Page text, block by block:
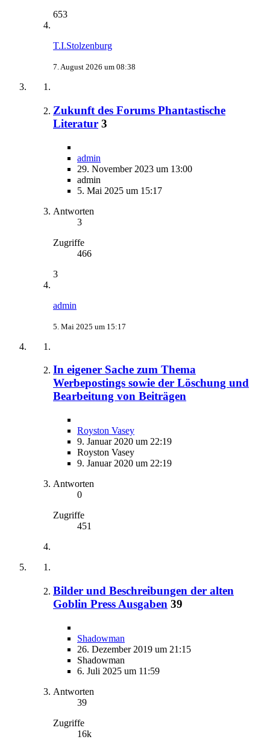
653
T.I.Stolzenburg
7. August 2026 um 08:38
Zukunft des Forums Phantastische
Literatur 3
admin
29. November 2023 um 13:00
admin
5. Mai 2025 um 15:17
Antworten
3
Zugriffe
466
3
admin
5. Mai 2025 um 15:17
In eigener Sache zum Thema
Werbepostings sowie der Löschung und
Bearbeitung von Beiträgen
Royston Vasey
9. Januar 2020 um 22:19
Royston Vasey
9. Januar 2020 um 22:19
Antworten
0
Zugriffe
451
Bilder und Beschreibungen der alten
Goblin Press Ausgaben 39
Shadowman
26. Dezember 2019 um 21:15
Shadowman
6. Juli 2025 um 11:59
Antworten
39
Zugriffe
16k